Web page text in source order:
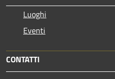
Luoghi
Eventi
CONTATTI